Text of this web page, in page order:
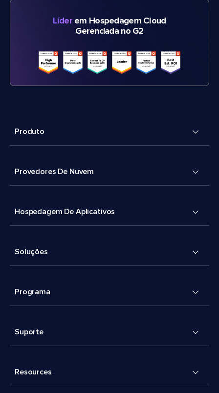
Líderem Hospedagem Cloud
Gerenciada no G2
Produto
Provedores De Nuvem
Hospedagem De Aplicativos
Soluções
Programa
Suporte
Resources